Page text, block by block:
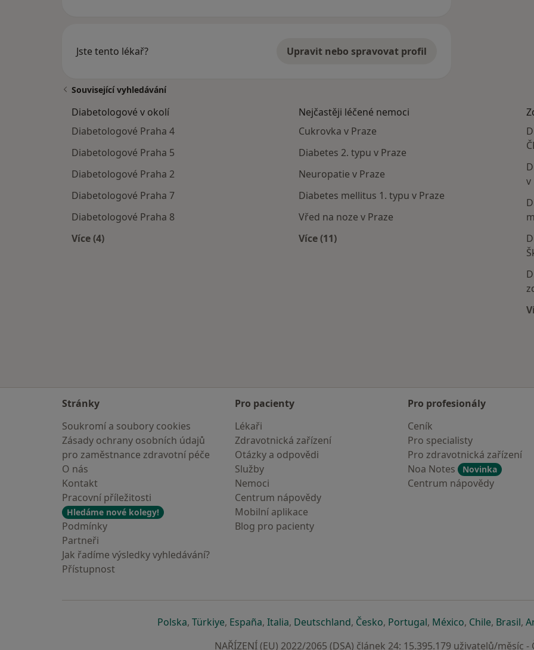
Jste tento lékař? Upravit nebo spravovat profil
Související vyhledávání
Diabetologové v okolí
Diabetologové Praha 4
Diabetologové Praha 5
Diabetologové Praha 2
Diabetologové Praha 7
Diabetologové Praha 8
Více (4)
Nejčastěji léčené nemoci
Cukrovka v Praze
Diabetes 2. typu v Praze
Neuropatie v Praze
Diabetes mellitus 1. typu v Praze
Vřed na noze v Praze
Více (11)
v
Stránky
Soukromí a soubory cookies
Zásady ochrany osobních údajů
pro zaměstnance zdravotní péče
O nás
Kontakt
Pracovní příležitosti
Hledáme nové kolegy!
Podmínky
Partneři
Jak řadíme výsledky vyhledávání?
Přístupnost
Pro pacienty
Lékaři
Zdravotnická zařízení
Otázky a odpovědi
Služby
Nemoci
Centrum nápovědy
Mobilní aplikace
Blog pro pacienty
Pro profesionály
Ceník
Pro specialisty
Pro zdravotnická zařízení
Noa Notes
Novinka
Centrum nápovědy
Polskase otevře v nové záložce
, Türkiyese otevře v nové záložce
, Españase otevře v nové záložce
, Italiase otevře v nové záložce
, Deutschlandse otevře v nové záložce
, Českose otevře v nové záložce
, Portugalse otevře v nové
, Méxicose otevře v
, Chilese otevře
, Brasilse
,
NAŘÍZENÍ (EU) 2022/2065 (DSA) článek 24: 15.395.179 uživatelů/měsíc -